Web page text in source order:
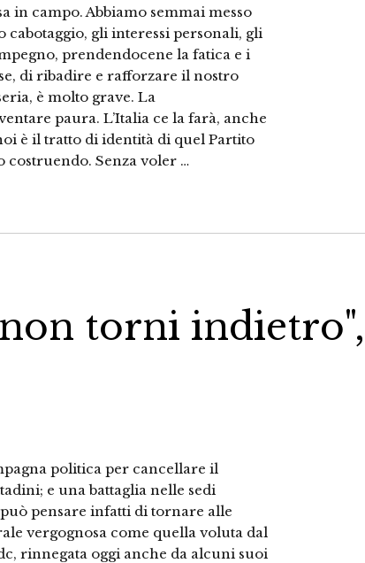
in campo. Abbiamo semmai messo
gli interessi personali, gli
prendendocene la fatica e i
di ribadire e rafforzare il nostro
è molto grave. La
paura. L’Italia ce la farà, anche
è il tratto di identità di quel Partito
costruendo. Senza voler …
torni indietro",
politica per cancellare il
e una battaglia nelle sedi
pensare infatti di tornare alle
vergognosa come quella voluta dal
rinnegata oggi anche da alcuni suoi